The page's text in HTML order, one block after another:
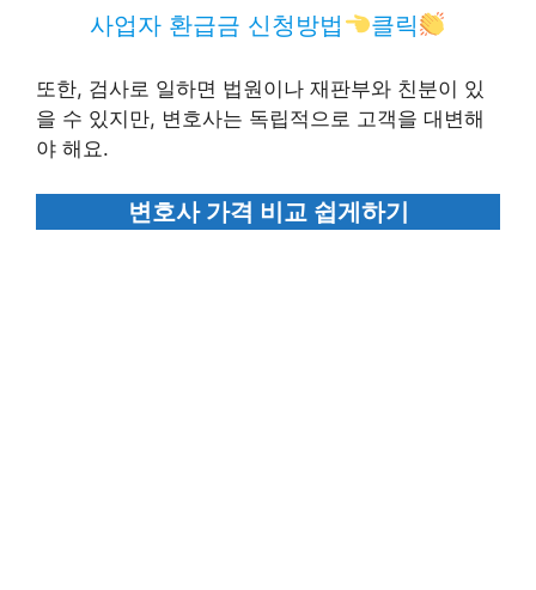
사업자 환급금 신청방법 클릭
또한, 검사로 일하면 법원이나 재판부와 친분이 있
을 수 있지만, 변호사는 독립적으로 고객을 대변해
야 해요.
변호사 가격 비교 쉽게하기